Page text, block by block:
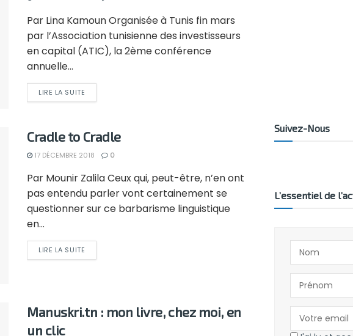
Par Lina Kamoun Organisée à Tunis fin mars
par l’Association tunisienne des investisseurs
en capital (ATIC), la 2ème conférence
annuelle...
LIRE LA SUITE
Cradle to Cradle
17 DÉCEMBRE 2018 0
Par Mounir Zalila Ceux qui, peut-être, n’en ont
pas entendu parler vont certainement se
questionner sur ce barbarisme linguistique
en...
LIRE LA SUITE
Manuskri.tn : mon livre, chez moi, en
un clic
Suivez-Nous
L’essentiel de